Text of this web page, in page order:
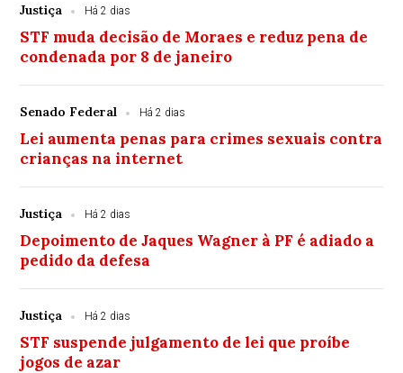
Justiça Há 2 dias
STF muda decisão de Moraes e reduz pena de
condenada por 8 de janeiro
Senado Federal Há 2 dias
Lei aumenta penas para crimes sexuais contra
crianças na internet
Justiça Há 2 dias
Depoimento de Jaques Wagner à PF é adiado a
pedido da defesa
Justiça Há 2 dias
STF suspende julgamento de lei que proíbe
jogos de azar